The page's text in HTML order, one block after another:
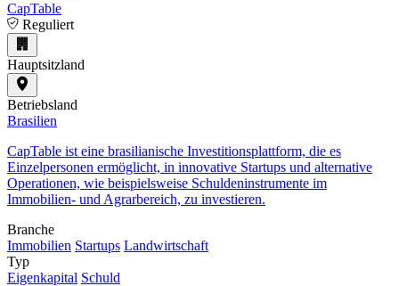
CapTable
Reguliert
Hauptsitzland
Betriebsland
Brasilien
CapTable ist eine brasilianische Investitionsplattform, die es
Einzelpersonen ermöglicht, in innovative Startups und alternative
Operationen, wie beispielsweise Schuldeninstrumente im
Immobilien- und Agrarbereich, zu investieren.
Branche
Immobilien Startups Landwirtschaft
Typ
Eigenkapital Schuld